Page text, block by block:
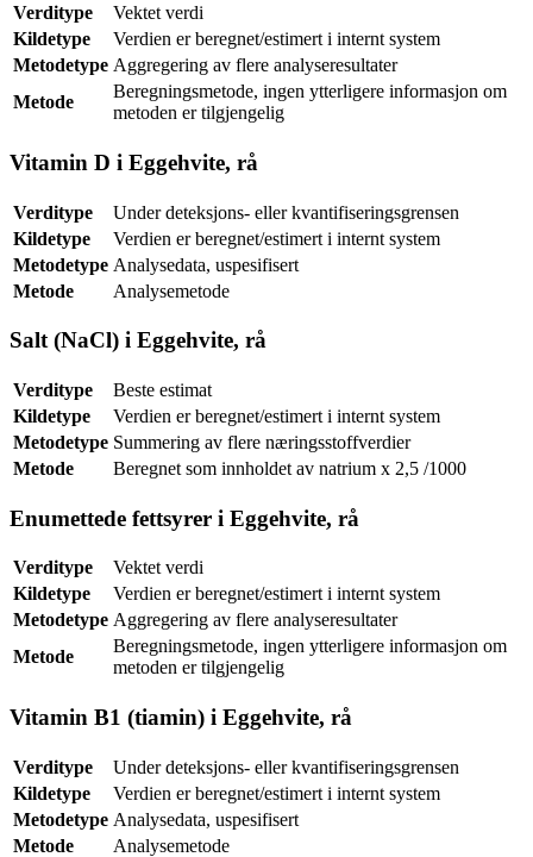
Verditype
Vektet verdi
Kildetype
Verdien er beregnet/estimert i internt system
Metodetype Aggregering av flere analyseresultater
Metode
Beregningsmetode, ingen ytterligere informasjon om
metoden er tilgjengelig
Vitamin D i Eggehvite, rå
Verditype
Under deteksjons- eller kvantifiseringsgrensen
Kildetype
Verdien er beregnet/estimert i internt system
Metodetype Analysedata, uspesifisert
Metode
Analysemetode
Salt (NaCl) i Eggehvite, rå
Verditype
Beste estimat
Kildetype
Verdien er beregnet/estimert i internt system
Metodetype Summering av flere næringsstoffverdier
Metode
Beregnet som innholdet av natrium x 2,5 /1000
Enumettede fettsyrer i Eggehvite, rå
Verditype
Vektet verdi
Kildetype
Verdien er beregnet/estimert i internt system
Metodetype Aggregering av flere analyseresultater
Metode
Beregningsmetode, ingen ytterligere informasjon om
metoden er tilgjengelig
Vitamin B1 (tiamin) i Eggehvite, rå
Verditype
Under deteksjons- eller kvantifiseringsgrensen
Kildetype
Verdien er beregnet/estimert i internt system
Metodetype Analysedata, uspesifisert
Metode
Analysemetode